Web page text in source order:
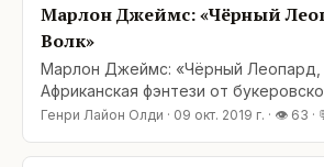
Марлон Джеймс: «Чёрный
Волк»
Марлон Джеймс: «Чёрный Леопард,
Африканская фэнтези от
выходца с Ямайки Марлона
непохожей на привычные нам
Генри Лайон Олди · 09 окт. 2019 г. · 👁 63 ·